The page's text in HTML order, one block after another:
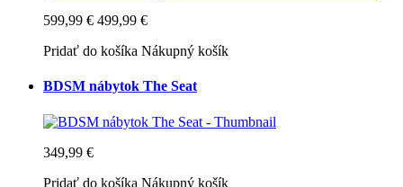
599,99 € 499,99 €
Pridať do košíka Nákupný košík
BDSM nábytok The Seat
349,99 €
Pridať do košíka Nákupný košík